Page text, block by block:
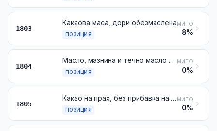
1803
Какаова маса, дори обезмаслена
ПОЗИЦИЯ
МИТО
8%
1804
Масло, мазнина и течно масло от какао
ПОЗИЦИЯ
МИТО
0%
1805
Какао на прах, без прибавка на захар или други подсладители
ПОЗИЦИЯ
МИТО
0%